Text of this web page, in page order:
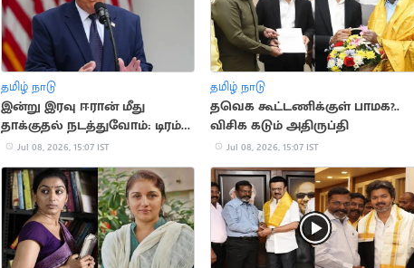
தமிழ் நாடு
இன்று இரவு ஈரான் மீது
தாக்குதல் நடத்துவோம்: டிரம்ப்
அதிரடி
Jul 08, 2026, 15:07 IST
தமிழ் நாடு
தவெக கூட்டணிக்குள் பாமக?..
விசிக கடும் அதிருப்தி
Jul 08, 2026, 15:07 IST